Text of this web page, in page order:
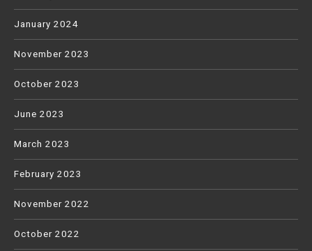
January 2024
November 2023
October 2023
June 2023
March 2023
February 2023
November 2022
October 2022